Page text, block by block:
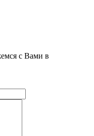
с Вами в